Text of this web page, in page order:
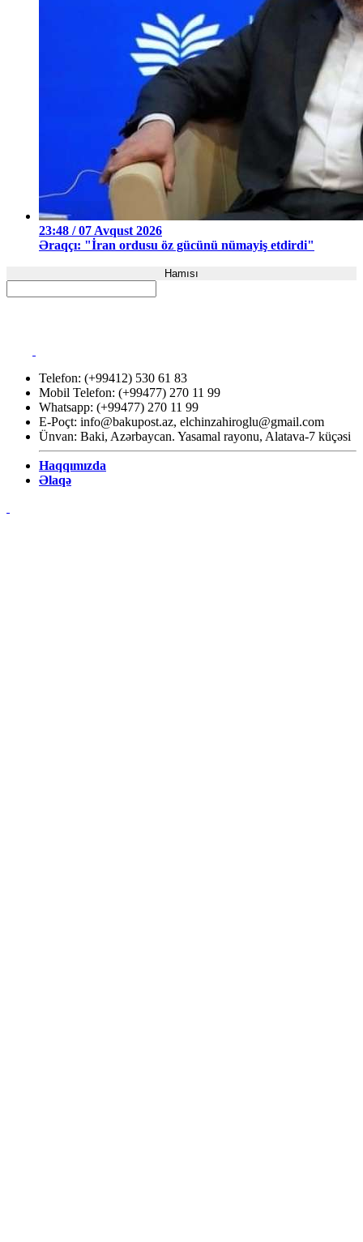
23:48 / 07 Avqust 2026
Əraqçı: "İran ordusu öz gücünü nümayiş etdirdi"
Hamısı
Telefon: (+99412) 530 61 83
Mobil Telefon: (+99477) 270 11 99
Whatsapp: (+99477) 270 11 99
E-Poçt: info@bakupost.az, elchinzahiroglu@gmail.com
Ünvan: Baki, Azərbaycan. Yasamal rayonu, Alatava-7 küçəsi
Haqqımızda
Əlaqə